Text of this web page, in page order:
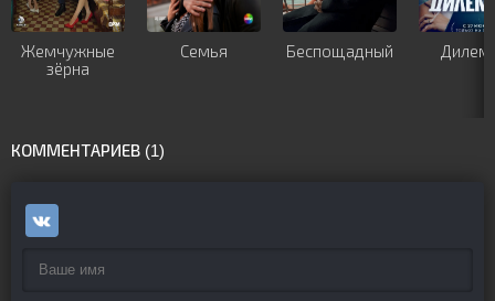
Жемчужные
зёрна
Семья Беспощадный
КОММЕНТАРИЕВ (1)